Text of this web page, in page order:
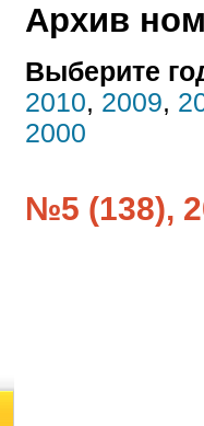
Архив
Выберите
2010, 2009,
2000
№5 (138),